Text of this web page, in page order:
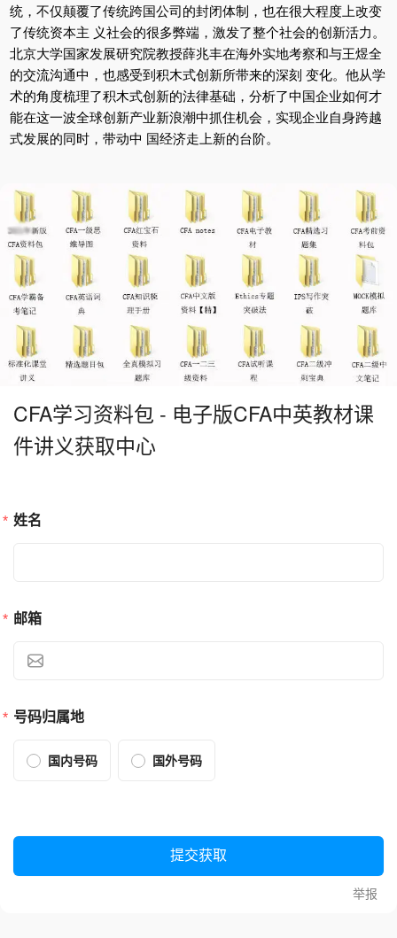
统，不仅颠覆了传统跨国公司的封闭体制，也在很大程度上改变
了传统资本主 义社会的很多弊端，激发了整个社会的创新活力。
北京大学国家发展研究院教授薛兆丰在海外实地考察和与王煜全
的交流沟通中，也感受到积木式创新所带来的深刻 变化。他从学
术的角度梳理了积木式创新的法律基础，分析了中国企业如何才
能在这一波全球创新产业新浪潮中抓住机会，实现企业自身跨越
式发展的同时，带动中 国经济走上新的台阶。